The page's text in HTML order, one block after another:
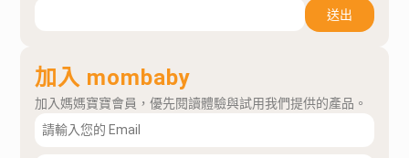
送出
加入 mombaby
加入媽媽寶寶會員，優先閱讀體驗與試用我們提供的產品。